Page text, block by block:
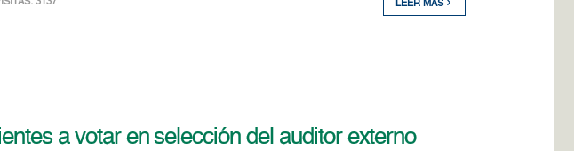
3137 LEER MÁS
a votar en selección del auditor externo